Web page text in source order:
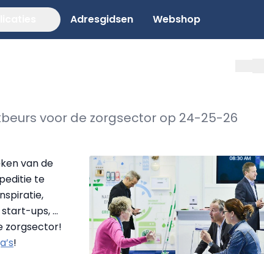
Adresgidsen Webshop
voor de zorgsector op 24-25-26
van de
te
ups, …
zorgsector!
!